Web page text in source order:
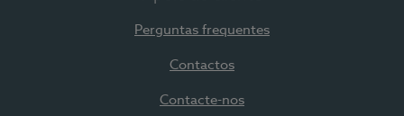
Perguntas frequentes
Contactos
Contacte-nos